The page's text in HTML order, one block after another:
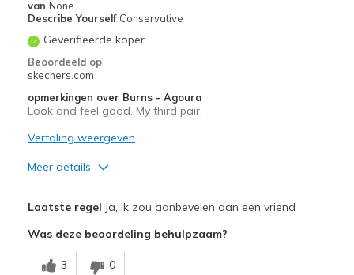
van None
Describe Yourself Conservative
Geverifieerde koper
Beoordeeld op
skechers.com
opmerkingen over Burns - Agoura
Look and feel good. My third pair.
Vertaling weergeven
Meer details
Stylish
Laatste regel Ja, ik zou aanbevelen aan een vriend
Was deze beoordeling behulpzaam?
3 0